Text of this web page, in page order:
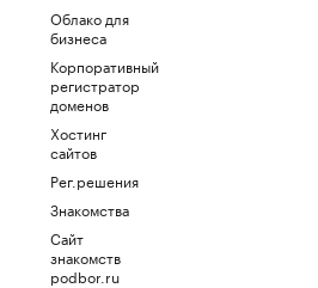
Облако для
бизнеса
Корпоративный
регистратор
доменов
Хостинг
сайтов
Рег.решения
Знакомства
Сайт
знакомств
podbor.ru